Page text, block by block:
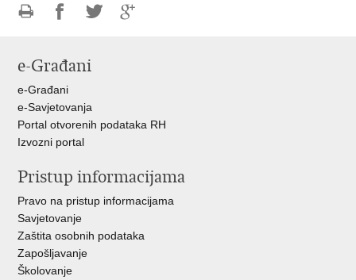
FacebookuTwitteru
e-Građani
e-Građani
e-Savjetovanja
Portal otvorenih podataka RH
Izvozni portal
Pristup informacijama
Pravo na pristup informacijama
Savjetovanje
Zaštita osobnih podataka
Zapošljavanje
Školovanje